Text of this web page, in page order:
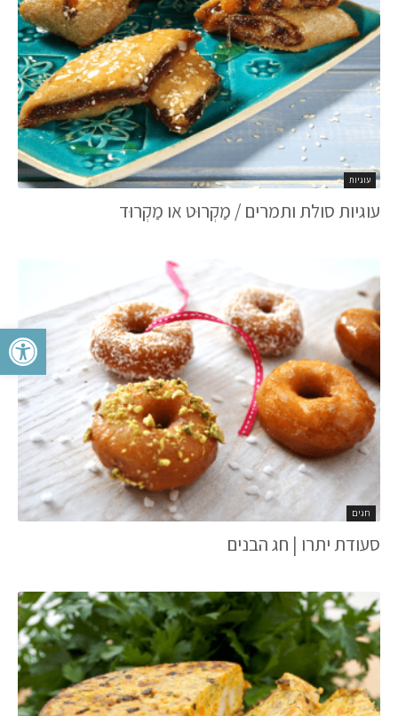
פתח
עוגיות
עוגיות סולת ותמרים / מַקְרוּט או מַקְרוּד
חגים
סעודת יתרו | חג הבנים